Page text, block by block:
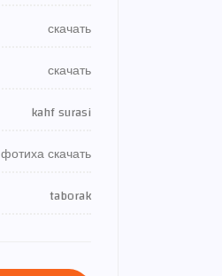
скачать
скачать
kahf surasi
фотиха скачать
taborak